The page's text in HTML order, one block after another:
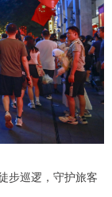
步巡逻，守护旅客